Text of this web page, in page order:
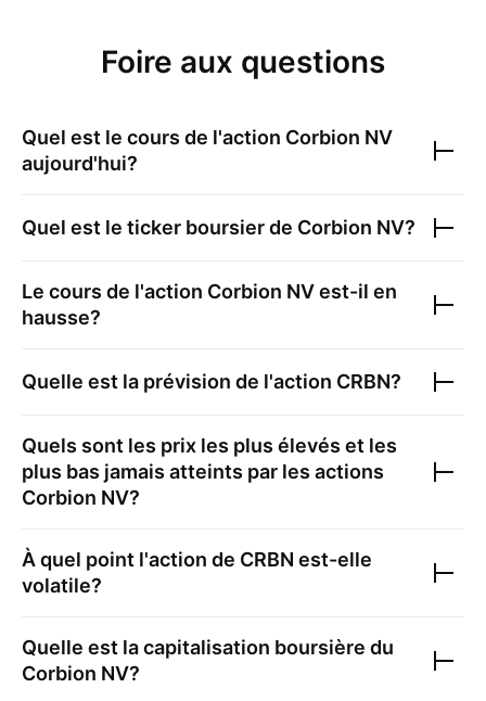
Foire aux questions
Quel est le cours de l'action Corbion NV
aujourd'hui?
Quel est le ticker boursier de Corbion NV?
Le cours de l'action Corbion NVest-il en
hausse?
Quelle est la prévision de l'action CRBN?
Quels sont les prix les plus élevés et les
plus bas jamais atteints par les actions
Corbion NV?
À quel point l'action de CRBN est-elle
volatile?
Quelle est la capitalisation boursière du
Corbion NV?